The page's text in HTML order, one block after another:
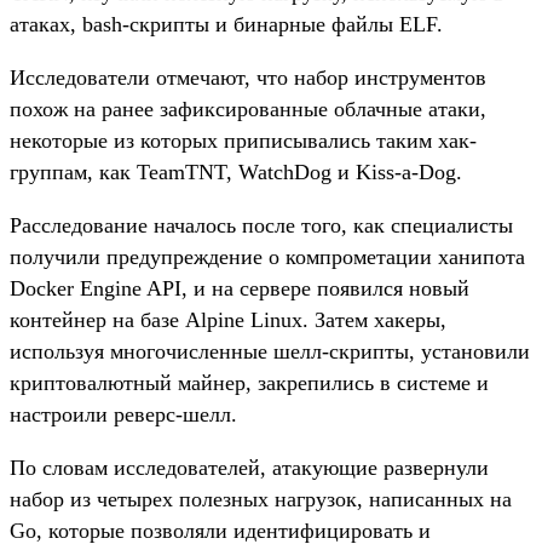
атаках, bash-скрипты и бинарные файлы ELF.
Исследователи отмечают, что набор инструментов
похож на ранее зафиксированные облачные атаки,
некоторые из которых приписывались таким хак-
группам, как TeamTNT, WatchDog и Kiss-a-Dog.
Расследование началось после того, как специалисты
получили предупреждение о компрометации ханипота
Docker Engine API, и на сервере появился новый
контейнер на базе Alpine Linux. Затем хакеры,
используя многочисленные шелл-скрипты, установили
криптовалютный майнер, закрепились в системе и
настроили реверс-шелл.
По словам исследователей, атакующие развернули
набор из четырех полезных нагрузок, написанных на
Go, которые позволяли идентифицировать и